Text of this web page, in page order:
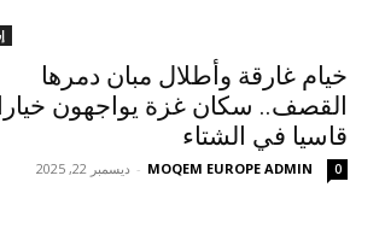
خيام غارقة وأطلال مبان دمرها
القصف.. سكان غزة يواجهون خيارا
قاسيا في الشتاء
MOQEM EUROPE ADMIN
- ديسمبر 22, 2025 0